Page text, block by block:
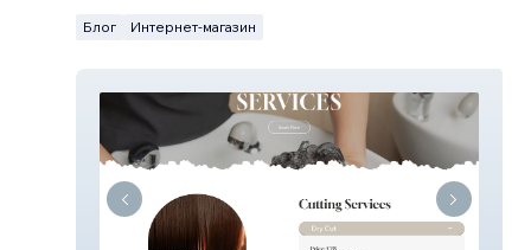
Блог Интернет-магазин